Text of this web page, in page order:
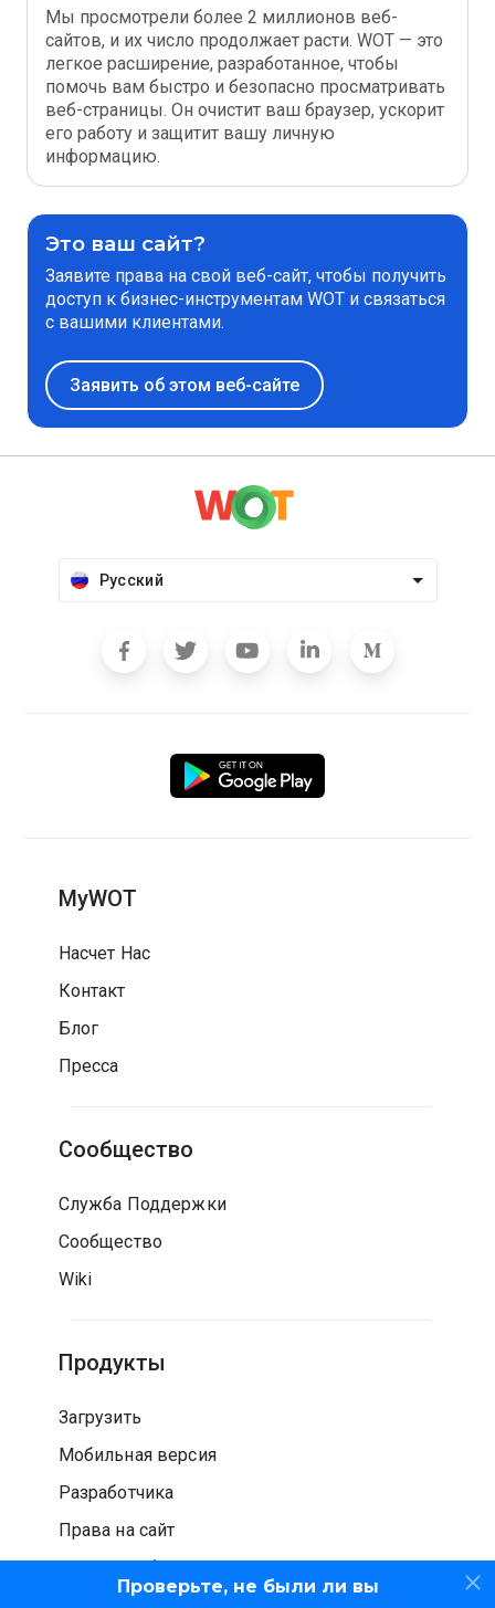
Проверьте, не были ли вы
Мы просмотрели более 2 миллионов веб-
сайтов, и их число продолжает расти. WOT — это
легкое расширение, разработанное, чтобы
помочь вам быстро и безопасно просматривать
веб-страницы. Он очистит ваш браузер, ускорит
его работу и защитит вашу личную
информацию.
Это ваш сайт?
Заявите права на свой веб-сайт, чтобы получить
доступ к бизнес-инструментам WOT и связаться
с вашими клиентами.
Заявить об этом веб-сайте
Русский
MyWOT
Насчет Нас
Контакт
Блог
Пресса
Сообщество
Служба Поддержки
Сообщество
Wiki
Продукты
Загрузить
Мобильная версия
Разработчика
Права на сайт
Проверка безопасности